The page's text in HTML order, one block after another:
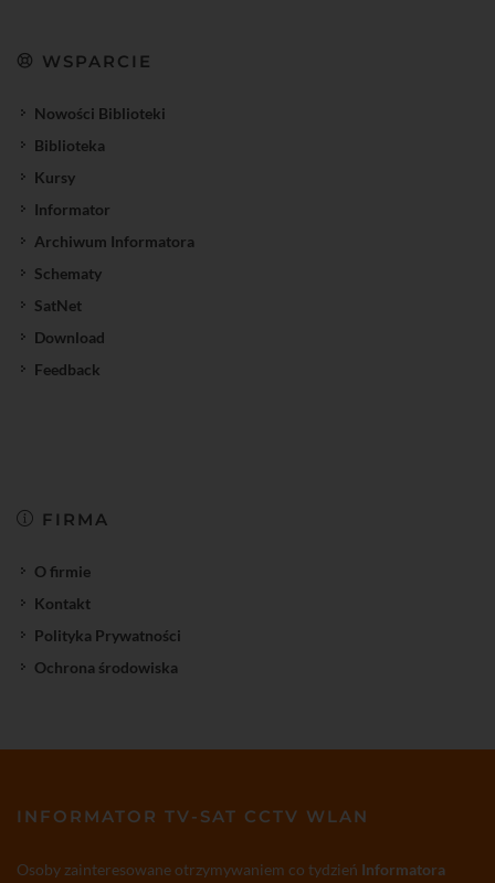
WSPARCIE
Nowości Biblioteki
Biblioteka
Kursy
Informator
Archiwum Informatora
Schematy
SatNet
Download
Feedback
FIRMA
O firmie
Kontakt
Polityka Prywatności
Ochrona środowiska
INFORMATOR TV-SAT CCTV WLAN
Osoby zainteresowane otrzymywaniem co tydzień Informatora